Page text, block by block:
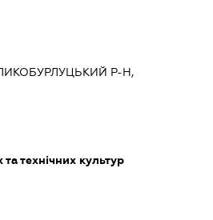
Р-Н,
технічних культур